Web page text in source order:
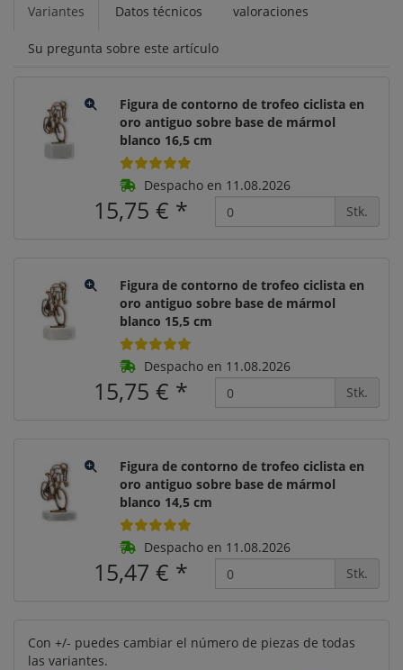
Variantes Datos técnicos valoraciones
Su pregunta sobre este artículo
Figura de contorno de trofeo ciclista en
oro antiguo sobre base de mármol
blanco 16,5 cm
Despacho en 11.08.2026
15,75 € * Stk.
Figura de contorno de trofeo ciclista en
oro antiguo sobre base de mármol
blanco 15,5 cm
Despacho en 11.08.2026
15,75 € * Stk.
Figura de contorno de trofeo ciclista en
oro antiguo sobre base de mármol
blanco 14,5 cm
Despacho en 11.08.2026
15,47 € * Stk.
Con +/- puedes cambiar el número de piezas de todas
las variantes.